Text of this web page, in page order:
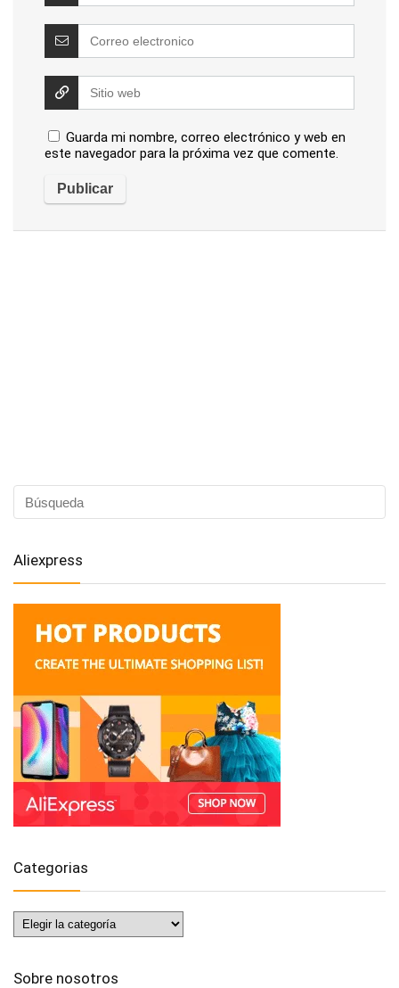
Guarda mi nombre, correo electrónico y web en
este navegador para la próxima vez que comente.
Aliexpress
Categorias
Categorias
Sobre nosotros